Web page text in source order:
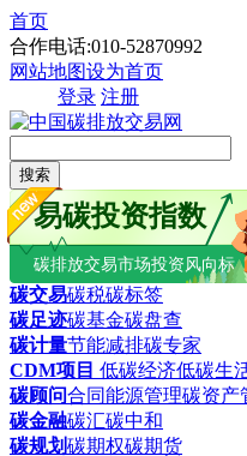
首页
合作电话:010-52870992
网站地图设为首页
登录 注册
搜索
易碳投资指数
碳排放交易市场投资风向标
碳交易碳税碳标签
碳足迹碳基金碳盘查
碳计量节能减排碳专家
CDM项目 低碳经济低碳生
碳顾问合同能源管理碳资产
碳金融碳汇碳中和
碳规划碳期权碳期货